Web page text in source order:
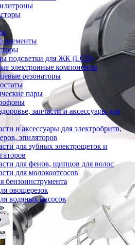
элементы
подсветки для ЖК (LCD)
электронные компоненты
резонаторы
пары
запчасти и аксессуары для
и аксессуары для электробритв,
эпиляторов
для зубных электрощеток и
для фенов, щипцов для волос
для молокоотсосов
бензоинструмента
овощерезок
водяных насосов